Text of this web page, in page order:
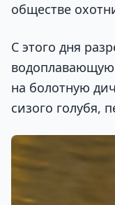
обществе
С этого дня
водоплавающую
на болотную
сизого голубя,